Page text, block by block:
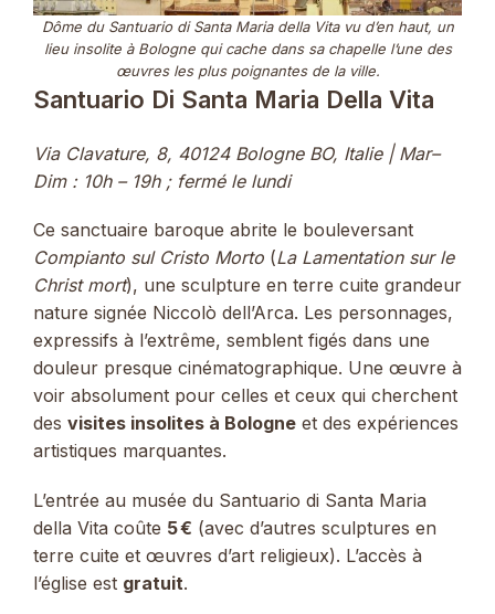
Dôme du Santuario di Santa Maria della Vita vu d’en haut, un
lieu insolite à Bologne qui cache dans sa chapelle l’une des
œuvres les plus poignantes de la ville.
Santuario Di Santa Maria Della Vita
Via Clavature, 8, 40124 Bologne BO, Italie | Mar–
Dim : 10h – 19h ; fermé le lundi
Ce sanctuaire baroque abrite le bouleversant
Compianto sul Cristo Morto (La Lamentation sur le
Christ mort), une sculpture en terre cuite grandeur
nature signée Niccolò dell’Arca. Les personnages,
expressifs à l’extrême, semblent figés dans une
douleur presque cinématographique. Une œuvre à
voir absolument pour celles et ceux qui cherchent
des visites insolites à Bologne et des expériences
artistiques marquantes.
L’entrée au musée du Santuario di Santa Maria
della Vita coûte 5 € (avec d’autres sculptures en
terre cuite et œuvres d’art religieux). L’accès à
l’église est gratuit.